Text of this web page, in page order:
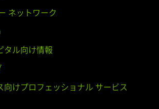
ネットワーク
タル向け情報
向けプロフェッショナル サービス